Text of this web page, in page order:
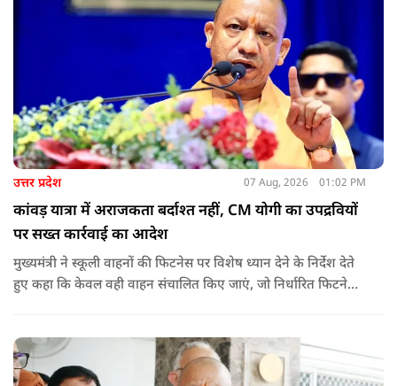
उत्तर प्रदेश 07 Aug, 2026 01:02 PM
कांवड़ यात्रा में अराजकता बर्दाश्त नहीं, CM योगी का उपद्रवियों
पर सख्त कार्रवाई का आदेश
मुख्यमंत्री ने स्कूली वाहनों की फिटनेस पर विशेष ध्यान देने के निर्देश देते
हुए कहा कि केवल वही वाहन संचालित किए जाएं, जो निर्धारित फिटनेस
ताकि विद्यार्थियों और आम नागरिकों की सुरक्षा सुनिश्चित की जा सके.